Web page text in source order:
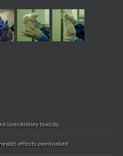
liver/kidney toxicity
effects overlooked